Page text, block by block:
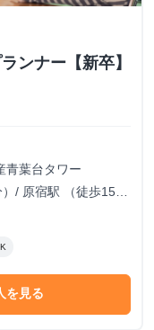
ンナー【新卒】
青葉台タワー
/ 原宿駅 （徒歩15
を見る